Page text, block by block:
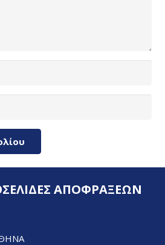
ΑΠΟΦΡΑΞΕΩΝ